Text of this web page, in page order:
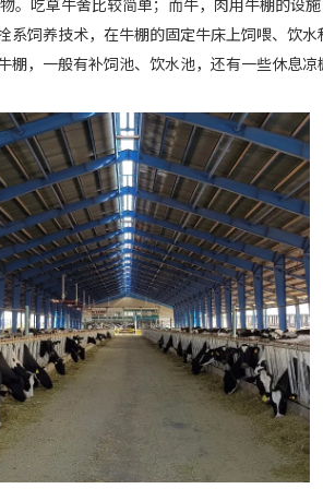
。吃草牛舍比较简单；而牛，肉用牛棚的设施
系饲养技术，在牛棚的固定牛床上饲喂、饮水
棚，一般有补饲池、饮水池，还有一些休息凉